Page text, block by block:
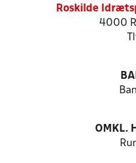
Roskilde
4000
OMKL.